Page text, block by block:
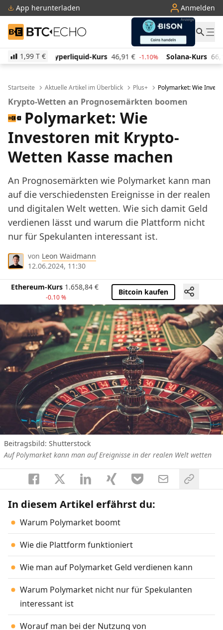
App herunterladen Anmelden
BTC-ECHO
1,99 T €
Kurs 46,91 € -1.10% Solana-Kurs 66,13 € 1.90% TRON-Kurs
Startseite Aktuelle Artikel im Überblick Plus+ Polymarket: Wie
Krypto-Wetten an Prognosemärkten boomen
Polymarket: Wie
Investoren mit Krypto-
Wetten Kasse machen
An Prognosemärkten wie Polymarket kann man
auf die verschiedensten Ereignisse in der realen
und digitalen Welt wetten. Wie sich damit Geld
verdienen lässt und warum die Plattform nicht
nur für Spekulanten interessant ist.
von Leon Waidmann
12.06.2024, 11:30
Ethereum-Kurs 1.658,84 €
-0.10 %
Bitcoin kaufen
Beitragsbild: Shutterstock
Auf Polymarket kann man auf Ereignisse in der realen Welt wetten
In diesem Artikel erfährst du:
Warum Polymarket boomt
Wie die Plattform funktioniert
Wie man auf Polymarket Geld verdienen kann
Warum Polymarket nicht nur für Spekulanten
interessant ist
Worauf man bei der Nutzung von